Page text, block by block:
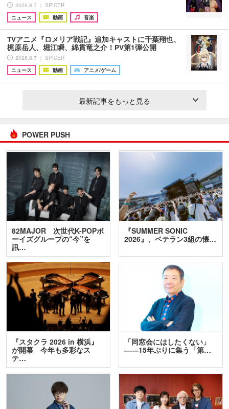
2026.8.7 ｜ SPICER
ニュース
動画 音楽
TVアニメ『ロメリア戦記』追加キャストに千葉翔也、
梶原岳人、堀江瞬、綿貫竜之介！PV第1弾公開
2026.8.7 ｜ SPICER
ニュース
動画 アニメ/ゲーム
最新記事をもっと見る
POWER PUSH
82MAJOR 次世代K-POPボ
ーイズグループの“今”を
訊…
『SUMMER SONIC
2026』、ベテラン3組の懐…
『スタクラ 2026 in 横浜』
が開幕 今年も多彩なス
テ…
「同窓会にはしたくない」
――15年ぶりに集う「第…